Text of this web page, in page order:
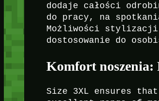
dodaje całości
do pracy, na
Możliwości stylizacji
dostosowanie do
Komfort noszenia:
Size 3XL ensures